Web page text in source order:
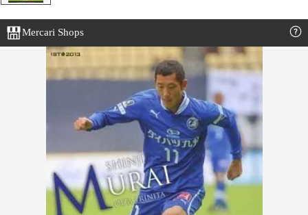
Mercari Shops